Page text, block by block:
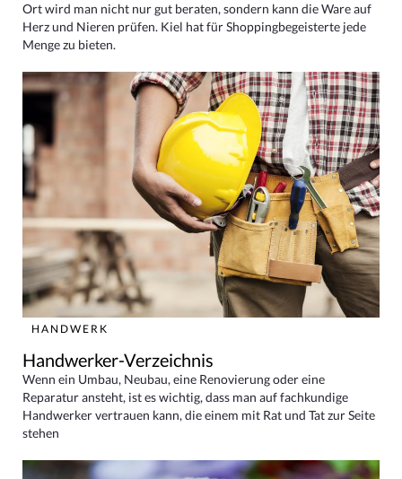
Ort wird man nicht nur gut beraten, sondern kann die Ware auf
Herz und Nieren prüfen. Kiel hat für Shoppingbegeisterte jede
Menge zu bieten.
HANDWERK
Handwerker-Verzeichnis
Wenn ein Umbau, Neubau, eine Renovierung oder eine
Reparatur ansteht, ist es wichtig, dass man auf fachkundige
Handwerker vertrauen kann, die einem mit Rat und Tat zur Seite
stehen